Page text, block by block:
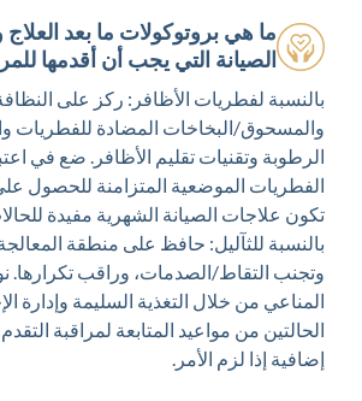
ما هي بروتوكولات ما بعد
الصيانة التي يجب أن أقدمها
بالنسبة لفطريات الأظافر: ركز على
والمسحوق/البخاخات المضادة للفطريات
الرطوبة وتقنيات تقليم الأظافر. ضع في
الفطريات الموضعية المتزامنة للحصول
تكون علاجات الصيانة الشهرية مفيدة
بالنسبة للثآليل: حافظ على منطقة
وتجنب التقاط/الصدمات، وراقب تكرارها.
المناعي من خلال التغذية السليمة وإدارة
الحالتين من مواعيد المتابعة لمراقبة
إضافية إذا لزم الأمر.